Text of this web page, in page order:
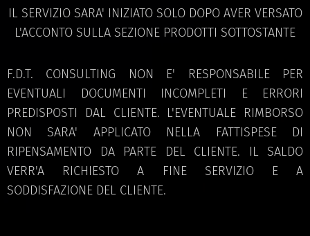
IL SERVIZIO SARA' INIZIATO SOLO DOPO AVER VERSATO
L'ACCONTO SULLA SEZIONE PRODOTTI SOTTOSTANTE
F.D.T. CONSULTING NON E' RESPONSABILE PER
EVENTUALI DOCUMENTI INCOMPLETI E ERRORI
PREDISPOSTI DAL CLIENTE. L'EVENTUALE RIMBORSO
NON SARA' APPLICATO NELLA FATTISPESE DI
RIPENSAMENTO DA PARTE DEL CLIENTE. IL SALDO
VERR'A RICHIESTO A FINE SERVIZIO E A
SODDISFAZIONE DEL CLIENTE.